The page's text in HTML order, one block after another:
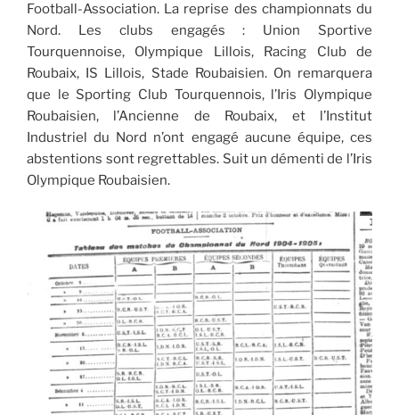
Football-Association. La reprise des championnats du
Nord. Les clubs engagés : Union Sportive
Tourquennoise, Olympique Lillois, Racing Club de
Roubaix, IS Lillois, Stade Roubaisien. On remarquera
que le Sporting Club Tourquennois, l’Iris Olympique
Roubaisien, l’Ancienne de Roubaix, et l’Institut
Industriel du Nord n’ont engagé aucune équipe, ces
abstentions sont regrettables. Suit un démenti de l’Iris
Olympique Roubaisien.